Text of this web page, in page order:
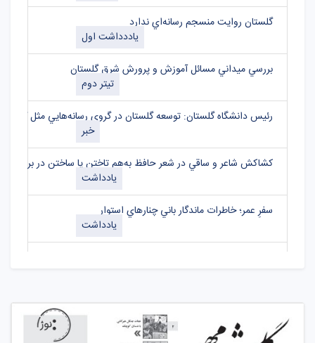
گلستان روايت منسجم رسانه‌اي ندارد
یاددداشت اول
بررسي ميداني مسائل آموزش و پرورش شرق گلستان
تیتر دوم
رئيس دانشگاه گلستان: توسعه گلستان در گروي رسانه‌هايي مثل
خبر
کشاکش شاعر و ساقي در شعر حافظ به‌هم تاختن يا ساختن در برابر
یادداشت
سفرِ عمر؛ خاطرات ماندگار باني چنارهاي استوار
یادداشت
به مناسبت گراميداشت 17 مرداد روز خبرنگار و شهادت شهيد صارمي روزنامه نگاران، پيام آوران آزادي و آگاهي
یادداشت